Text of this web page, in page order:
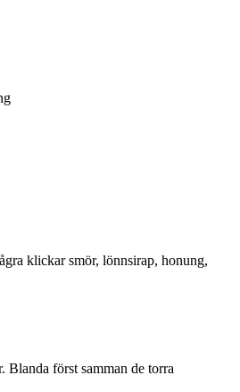
klickar smör, lönnsirap, honung,
Blanda först samman de torra